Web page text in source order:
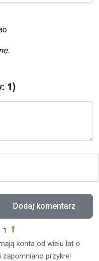
1)
1
konta od wielu lat o
przykre!